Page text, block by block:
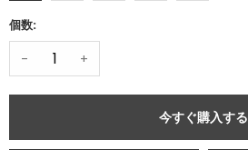
個数:
- +
今すぐ購入する